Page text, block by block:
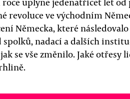
revoluce ve východním
Německa, které
spolků, nadací a dalších
se vše změnilo. Jaké otřesy